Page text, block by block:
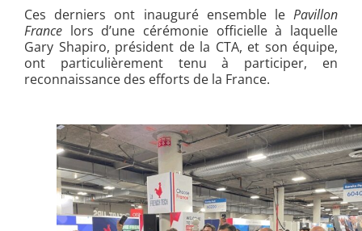
Ces derniers ont inauguré ensemble le Pavillon
France lors d’une cérémonie officielle à laquelle
Gary Shapiro, président de la CTA, et son équipe,
ont particulièrement tenu à participer, en
reconnaissance des efforts de la France.